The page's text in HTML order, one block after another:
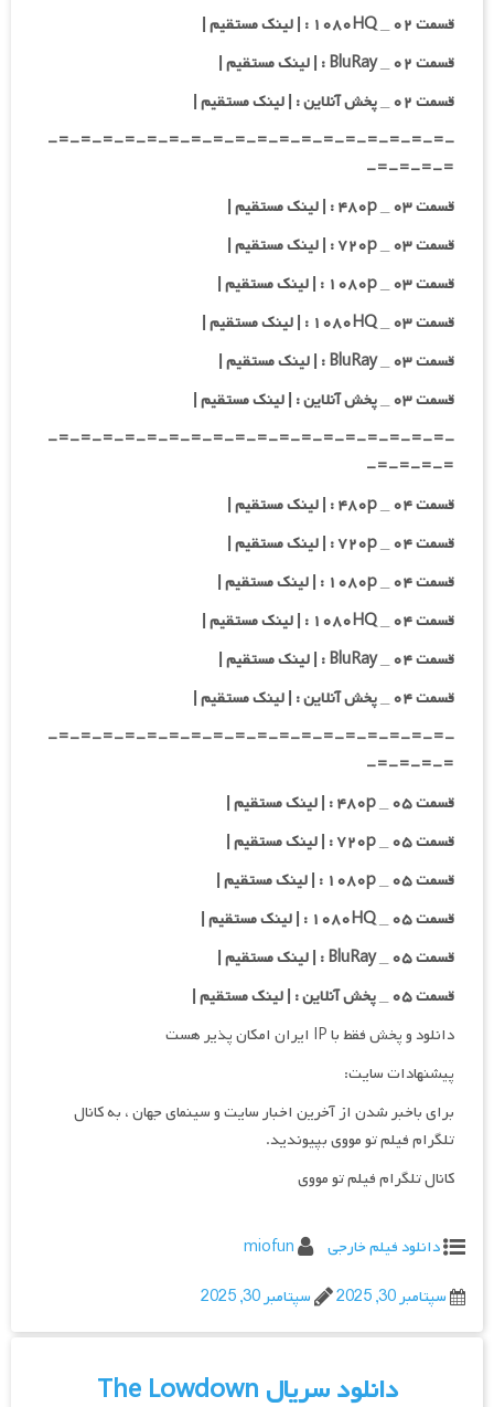
قسمت ۰۲ _ ۱۰۸۰HQ : | لینک مستقیم |
قسمت ۰۲ _ BluRay : | لینک مستقیم |
قسمت ۰۲ _ پخش آنلاین : | لینک مستقیم |
-=-=-=-=-=-=-=-=-=-=-=-=-=-=-=-=-=-=-
=-=-=-=-
قسمت ۰۳ _ ۴۸۰p : | لینک مستقیم |
قسمت ۰۳ _ ۷۲۰p : | لینک مستقیم |
قسمت ۰۳ _ ۱۰۸۰p : | لینک مستقیم |
قسمت ۰۳ _ ۱۰۸۰HQ : | لینک مستقیم |
قسمت ۰۳ _ BluRay : | لینک مستقیم |
قسمت ۰۳ _ پخش آنلاین : | لینک مستقیم |
-=-=-=-=-=-=-=-=-=-=-=-=-=-=-=-=-=-=-
=-=-=-=-
قسمت ۰۴ _ ۴۸۰p : | لینک مستقیم |
قسمت ۰۴ _ ۷۲۰p : | لینک مستقیم |
قسمت ۰۴ _ ۱۰۸۰p : | لینک مستقیم |
قسمت ۰۴ _ ۱۰۸۰HQ : | لینک مستقیم |
قسمت ۰۴ _ BluRay : | لینک مستقیم |
قسمت ۰۴ _ پخش آنلاین : | لینک مستقیم |
-=-=-=-=-=-=-=-=-=-=-=-=-=-=-=-=-=-=-
=-=-=-=-
قسمت ۰۵ _ ۴۸۰p : | لینک مستقیم |
قسمت ۰۵ _ ۷۲۰p : | لینک مستقیم |
قسمت ۰۵ _ ۱۰۸۰p : | لینک مستقیم |
قسمت ۰۵ _ ۱۰۸۰HQ : | لینک مستقیم |
قسمت ۰۵ _ BluRay : | لینک مستقیم |
قسمت ۰۵ _ پخش آنلاین : | لینک مستقیم |
دانلود و پخش فقط با IP ایران امکان پذیر هست
پیشنهادات سایت:
برای باخبر شدن از آخرین اخبار سایت و سینمای جهان ، به کانال
تلگرام فیلم تو مووی بپیوندید.
کانال تلگرام فیلم تو مووی
دانلود فیلم خارجی
miofun
سپتامبر 30, 2025
سپتامبر 30, 2025
دانلود سریال The Lowdown